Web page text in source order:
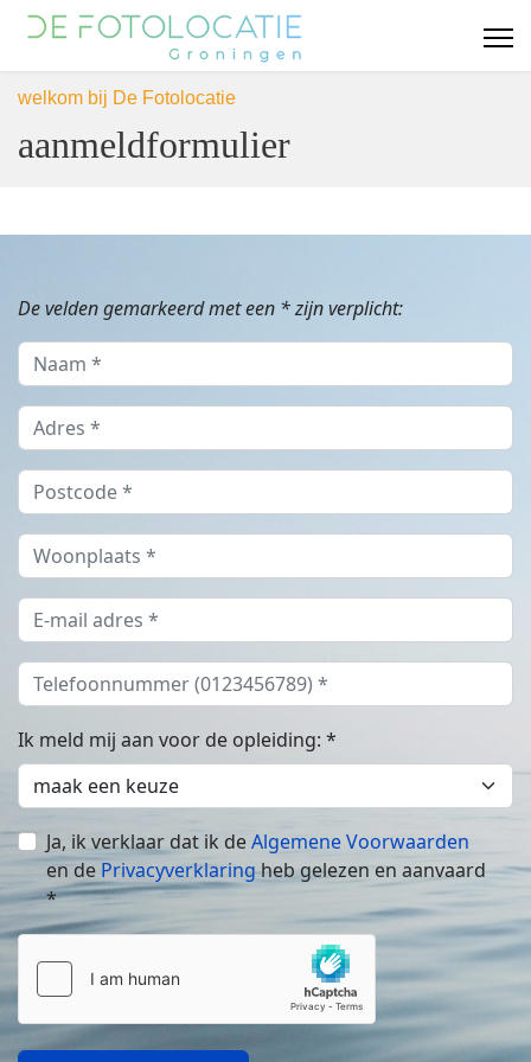
welkom bij De Fotolocatie
aanmeldformulier
De velden gemarkeerd met een * zijn verplicht:
Ik meld mij aan voor de opleiding: *
Ja, ik verklaar dat ik deAlgemene Voorwaarden
en de Privacyverklaringheb gelezen en aanvaard
*